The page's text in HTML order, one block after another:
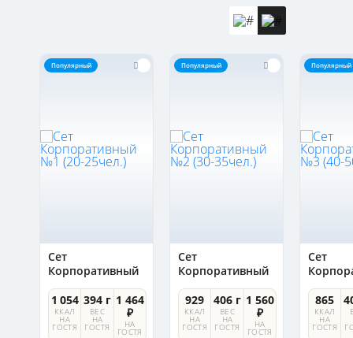
Популярный
Сет
Корпоративный
№1 (20-25чел.)
1 054
ККАЛ
НА
ГОСТЯ
394 г
ВЕС
НА
ГОСТЯ
1 464
₽
НА
ГОСТЯ
Популярный
Сет
Корпоративный
№2 (30-35чел.)
929
ККАЛ
НА
ГОСТЯ
406 г
ВЕС
НА
ГОСТЯ
1 560
₽
НА
ГОСТЯ
Популярный
Сет
№3 (40-
865
ККАЛ
НА
ГОСТЯ